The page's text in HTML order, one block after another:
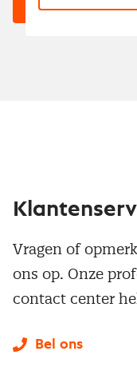
Vragen of
ons op. Onze
contact center
Bel ons